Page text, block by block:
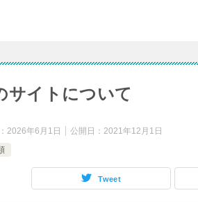
サイトについて
2026年6月1日 公開日： 2021年12月1日
Tweet